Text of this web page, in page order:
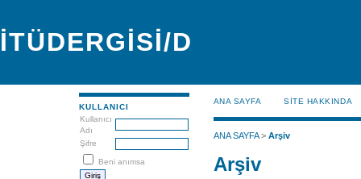
İTÜDERGİSİ/D
KULLANICI
Kullanıcı
Adı
Şifre
Beni anımsa
ANA SAYFA SİTE HAKKINDA
ANA SAYFA> Arşiv
Arşiv